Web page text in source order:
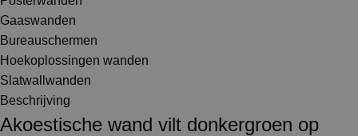
Gaaswanden
Bureauschermen
Hoekoplossingen wanden
Slatwallwanden
Beschrijving
Akoestische wand vilt donkergroen op